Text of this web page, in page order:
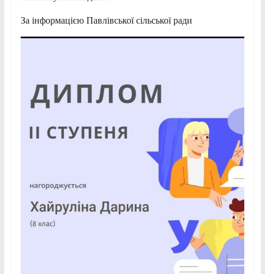
За інформацією Павлівської сільської ради